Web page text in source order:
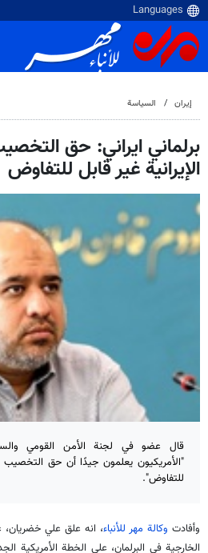
إيران السياسة
برلماني ايراني: حق
الإيرانية غير قابل للتفاوض
قال عضو في لجنة الأمن القومي
"الأمريكيون يعلمون جيدًا أن حق التخصيب
للتفاوض".
وأفادت وكالة مهر للأنباء، انه علق علي
الخارجية في البرلمان، على الخطة الأمريكية